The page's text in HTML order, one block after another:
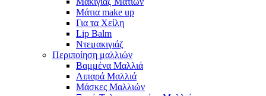
Μάτια make up
Για τα Χείλη
Lip Balm
Ντεμακιγιάζ
Περιποίηση μαλλιών
Βαμμένα Μαλλιά
Λιπαρά Μαλλιά
Μάσκες Μαλλιών